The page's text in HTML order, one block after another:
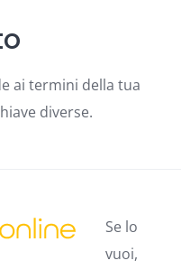
ai termini della tua
diverse.
Se lo
vuoi,